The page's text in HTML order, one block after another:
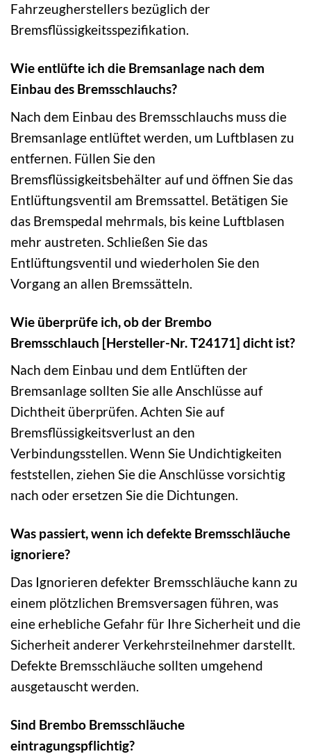
Fahrzeugherstellers bezüglich der
Bremsflüssigkeitsspezifikation.
Wie entlüfte ich die Bremsanlage nach dem
Einbau des Bremsschlauchs?
Nach dem Einbau des Bremsschlauchs muss die
Bremsanlage entlüftet werden, um Luftblasen zu
entfernen. Füllen Sie den
Bremsflüssigkeitsbehälter auf und öffnen Sie das
Entlüftungsventil am Bremssattel. Betätigen Sie
das Bremspedal mehrmals, bis keine Luftblasen
mehr austreten. Schließen Sie das
Entlüftungsventil und wiederholen Sie den
Vorgang an allen Bremssätteln.
Wie überprüfe ich, ob der Brembo
Bremsschlauch [Hersteller-Nr. T24171] dicht ist?
Nach dem Einbau und dem Entlüften der
Bremsanlage sollten Sie alle Anschlüsse auf
Dichtheit überprüfen. Achten Sie auf
Bremsflüssigkeitsverlust an den
Verbindungsstellen. Wenn Sie Undichtigkeiten
feststellen, ziehen Sie die Anschlüsse vorsichtig
nach oder ersetzen Sie die Dichtungen.
Was passiert, wenn ich defekte Bremsschläuche
ignoriere?
Das Ignorieren defekter Bremsschläuche kann zu
einem plötzlichen Bremsversagen führen, was
eine erhebliche Gefahr für Ihre Sicherheit und die
Sicherheit anderer Verkehrsteilnehmer darstellt.
Defekte Bremsschläuche sollten umgehend
ausgetauscht werden.
Sind Brembo Bremsschläuche
eintragungspflichtig?